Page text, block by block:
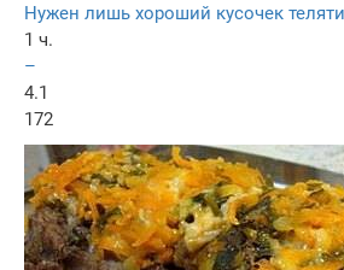
Нужен лишь хороший кусочек
1 ч.
–
4.1
172